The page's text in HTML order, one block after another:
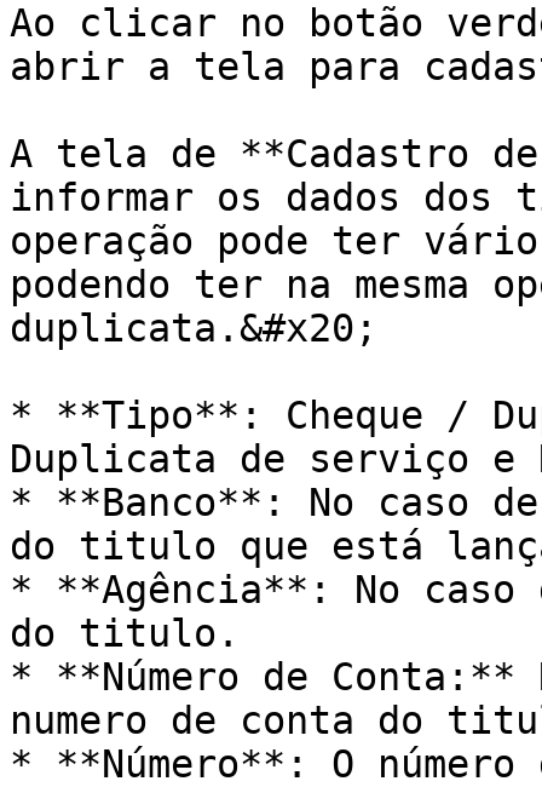
Ao clicar no botão
abrir a tela para
A tela de **Cadastro
informar os dados dos
operação pode ter
podendo ter na mesma
duplicata.&#x20;
* **Tipo**: Cheque /
Duplicata de serviço e
* **Banco**: No caso
do titulo que está
* **Agência**: No
do titulo.
* **Número de
numero de conta do
* **Número**: O